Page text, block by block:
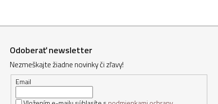
Z
Odoberať newsletter
Nezmeškajte žiadne novinky či zľavy!
Email